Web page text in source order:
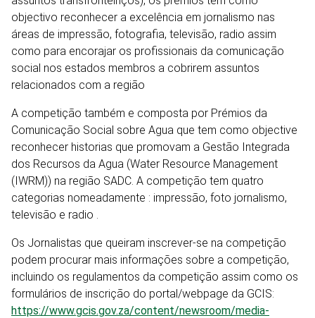
objectivo reconhecer a excelência em jornalismo nas
áreas de impressão, fotografia, televisão, radio assim
como para encorajar os profissionais da comunicação
social nos estados membros a cobrirem assuntos
relacionados com a região
A competição também e composta por Prémios da
Comunicação Social sobre Agua que tem como objective
reconhecer historias que promovam a Gestão Integrada
dos Recursos da Agua (Water Resource Management
(IWRM)) na região SADC. A competição tem quatro
categorias nomeadamente : impressão, foto jornalismo,
televisão e radio .
Os Jornalistas que queiram inscrever-se na competição
podem procurar mais informações sobre a competição,
incluindo os regulamentos da competição assim como os
formulários de inscrição do portal/webpage da GCIS:
https://www.gcis.gov.za/content/newsroom/media-